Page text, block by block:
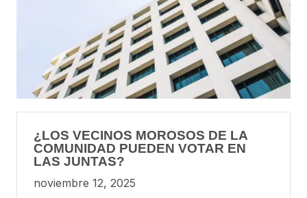
¿LOS VECINOS MOROSOS DE LA
COMUNIDAD PUEDEN VOTAR EN
LAS JUNTAS?
noviembre 12, 2025